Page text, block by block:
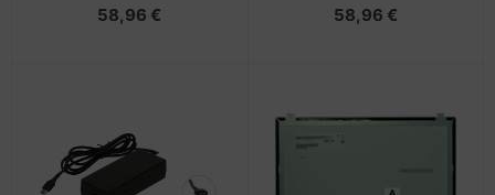
58,96 € 58,96 €